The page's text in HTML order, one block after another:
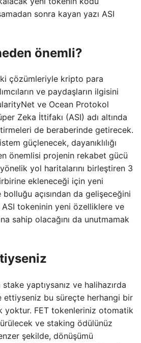
sonra kayan yazı ASI
önemli?
çözümleriyle kripto para
ve paydaşların ilgisini
ve Ocean Protokol
Zeka İttifakı (ASI) adı altında
de beraberinde getirecek.
güçlenecek, dayanıklılığı
önemlisi projenin rekabet gücü
yol haritalarını birleştiren 3
ekleneceği için yeni
açısından da gelişeceğini
tokeninin yeni özelliklere ve
sahip olacağını da unutmamak
yaptıysanız ve halihazırda
ettiyseniz bu süreçte herhangi bir
yoktur. FET tokenleriniz otomatik
ve staking ödülünüz
şekilde, dönüşümü